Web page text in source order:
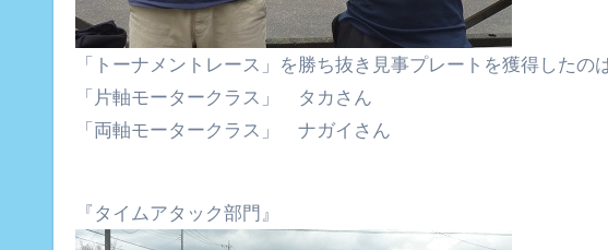
「トーナメントレース」を勝ち抜き見事プレートを獲得したの
「片軸モータークラス」 タカさん
「両軸モータークラス」 ナガイさん
『タイムアタック部門』